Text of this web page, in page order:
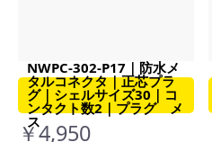
NWPC-302-P17｜防水メ
タルコネクタ｜正芯プラ
グ｜シェルサイズ30｜コ
ンタクト数2｜プラグ メ
ス
￥4,950